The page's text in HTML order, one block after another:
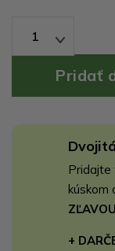
1
Pridajte
kúskom
ZĽAVOU
+